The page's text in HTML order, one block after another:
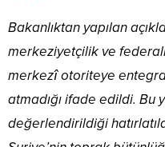
Bakanlıktan yapılan
merkeziyetçilik ve
merkezî otoriteye
atmadığı ifade edildi. Bu
değerlendirildiği